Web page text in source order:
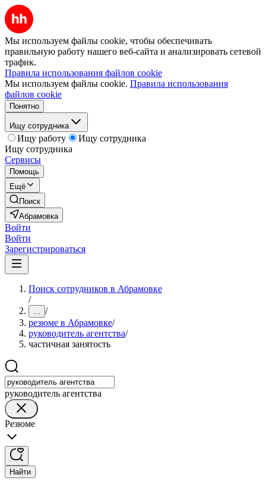
Мы используем файлы cookie, чтобы обеспечивать
правильную работу нашего веб-сайта и анализировать сетевой
трафик.
Правила использования файлов cookie
Мы используем файлы cookie. Правила использования
файлов cookie
Понятно
Ищу сотрудника
Ищу работу
Ищу сотрудника
Ищу сотрудника
Сервисы
Помощь
Ещё
Поиск
Абрамовка
Войти
Войти
Зарегистрироваться
Поиск сотрудников в Абрамовке
/
... /
резюме в Абрамовке/
руководитель агентства/
частичная занятость
руководитель агентства
Резюме
Найти